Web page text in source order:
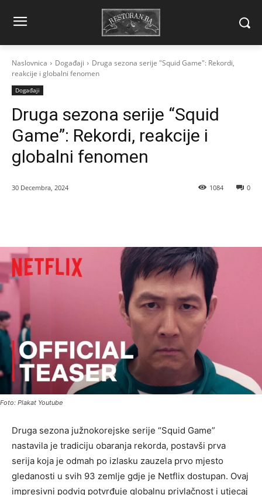
Naslovnica Događaji
Druga sezona serije "Squid Game": Rekordi,
reakcije i globalni fenomen
Događaji
Druga sezona serije “Squid
Game”: Rekordi, reakcije i
globalni fenomen
30 Decembra, 2024 0
1084
Foto: Plakat Youtube
Druga sezona južnokorejske serije “Squid Game”
nastavila je tradiciju obaranja rekorda, postavši prva
serija koja je odmah po izlasku zauzela prvo mjesto
gledanosti u svih 93 zemlje gdje je Netflix dostupan. Ovaj
impresivni podvig potvrđuje globalnu privlačnost i utjecaj